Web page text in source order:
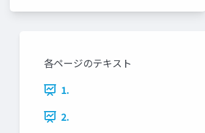
各ページのテキスト
1.
2.